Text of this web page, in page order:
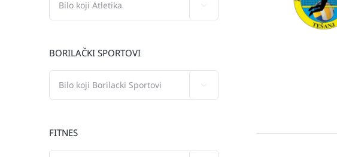
BORILAČKI SPORTOVI
FITNES